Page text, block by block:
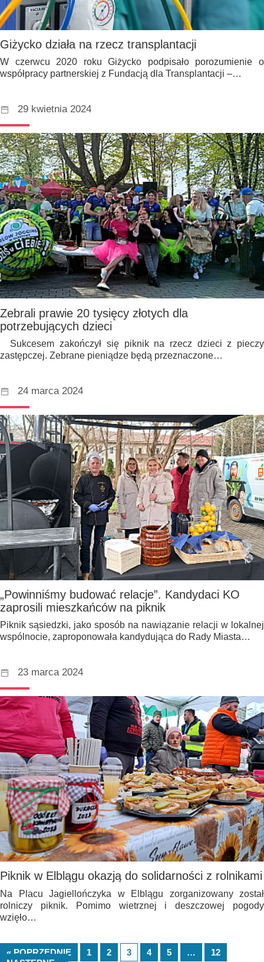
Giżycko działa na rzecz transplantacji
W czerwcu 2020 roku Giżycko podpisało porozumienie o
współpracy partnerskiej z Fundacją dla Transplantacji –…
29 kwietnia 2024
Zebrali prawie 20 tysięcy złotych dla
potrzebujących dzieci
Sukcesem zakończył się piknik na rzecz dzieci z pieczy
zastępczej. Zebrane pieniądze będą przeznaczone…
24 marca 2024
„Powinniśmy budować relacje”. Kandydaci KO
zaprosili mieszkańców na piknik
Piknik sąsiedzki, jako sposób na nawiązanie relacji w lokalnej
wspólnocie, zaproponowała kandydująca do Rady Miasta…
23 marca 2024
Piknik w Elblągu okazją do solidarności z rolnikami
Na Placu Jagiellończyka w Elblągu zorganizowany został
rolniczy piknik. Pomimo wietrznej i deszczowej pogody
wzięło…
« POPRZEDNIE 1 2 3 4 5 …
12